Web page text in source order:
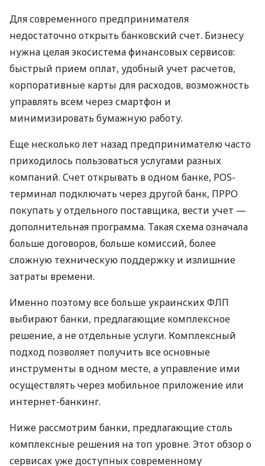
Для современного предпринимателя
недостаточно открыть банковский счет. Бизнесу
нужна целая экосистема финансовых сервисов:
быстрый прием оплат, удобный учет расчетов,
корпоративные карты для расходов, возможность
управлять всем через смартфон и
минимизировать бумажную работу.
Еще несколько лет назад предпринимателю часто
приходилось пользоваться услугами разных
компаний. Счет открывать в одном банке, POS-
терминал подключать через другой банк, ПРРО
покупать у отдельного поставщика, вести учет —
дополнительная программа. Такая схема означала
больше договоров, больше комиссий, более
сложную техническую поддержку и излишние
затраты времени.
Именно поэтому все больше украинских ФЛП
выбирают банки, предлагающие комплексное
решение, а не отдельные услуги. Комплексный
подход позволяет получить все основные
инструменты в одном месте, а управление ими
осуществлять через мобильное приложение или
интернет-банкинг.
Ниже рассмотрим банки, предлагающие столь
комплексные решения на топ уровне. Этот обзор о
сервисах уже доступных современному